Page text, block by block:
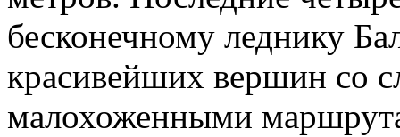
бесконечному леднику
красивейших вершин со
малохоженными